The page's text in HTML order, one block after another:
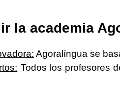
la academia
Agoralíngua se
Todos los profesores